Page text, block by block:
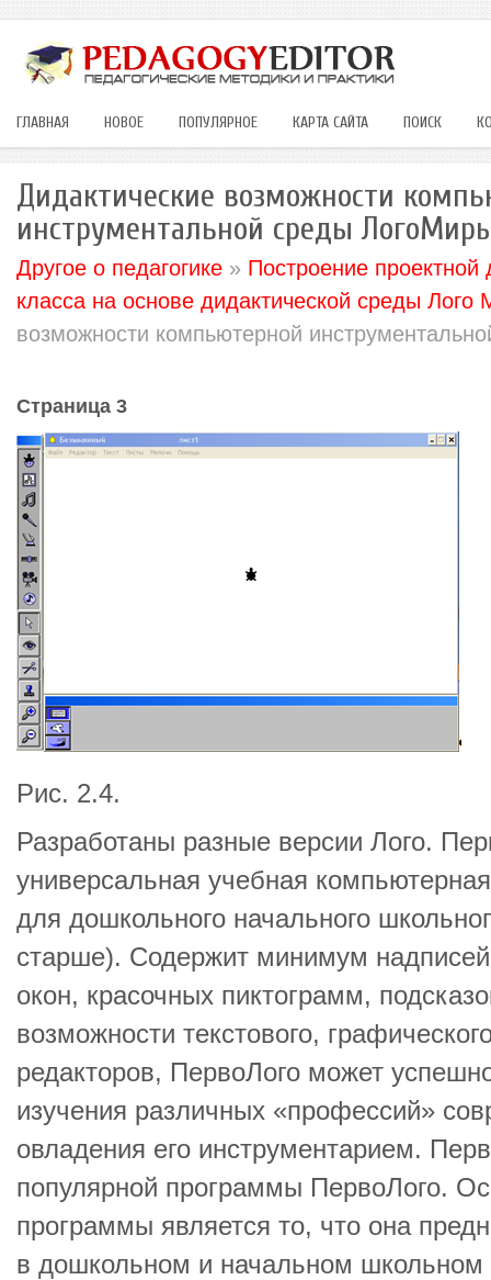
ГЛАВНАЯ НОВОЕ ПОПУЛЯРНОЕ КАРТА САЙТА ПОИСК
Дидактические возможности
инструментальной среды
Другое о педагогике » Построение проектной
класса на основе дидактической среды Лого
возможности компьютерной
Страница 3
Рис. 2.4.
Разработаны разные версии Лого.
универсальная учебная
для дошкольного начального
старше). Содержит минимум
окон, красочных пиктограмм,
возможности текстового,
редакторов, ПервоЛого может
изучения различных «профессий»
овладения его инструментарием.
популярной программы ПервоЛого.
программы является то, что она
в дошкольном и начальном школьном